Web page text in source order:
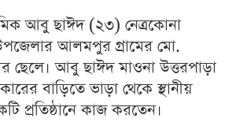
আবু ছাঈদ (২৩) নেত্রকোনা
আলমপুর গ্রামের মো.
ছেলে। আবু ছাঈদ মাওনা উত্তরপাড়া
বাড়িতে ভাড়া থেকে স্থানীয়
প্রতিষ্ঠানে কাজ করতেন।